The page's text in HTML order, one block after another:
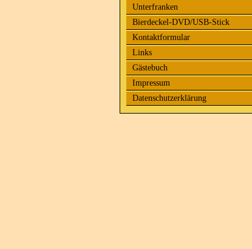
Unterfranken
Bierdeckel-DVD/USB-Stick
Kontaktformular
Links
Gästebuch
Impressum
Datenschutzerklärung